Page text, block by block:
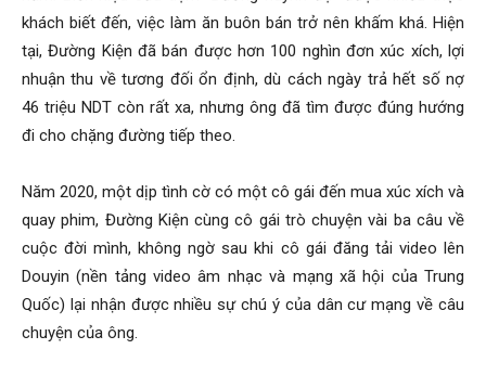
khách biết đến, việc làm ăn buôn bán trở nên khấm khá. Hiện
tại, Đường Kiện đã bán được hơn 100 nghìn đơn xúc xích, lợi
nhuận thu về tương đối ổn định, dù cách ngày trả hết số nợ
46 triệu NDT còn rất xa, nhưng ông đã tìm được đúng hướng
đi cho chặng đường tiếp theo.
Năm 2020, một dịp tình cờ có một cô gái đến mua xúc xích và
quay phim, Đường Kiện cùng cô gái trò chuyện vài ba câu về
cuộc đời mình, không ngờ sau khi cô gái đăng tải video lên
Douyin (nền tảng video âm nhạc và mạng xã hội của Trung
Quốc) lại nhận được nhiều sự chú ý của dân cư mạng về câu
chuyện của ông.